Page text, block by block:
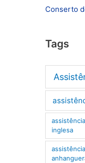
Conserto
Tags
inglesa